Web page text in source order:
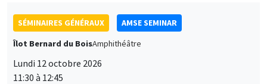
SÉMINAIRES GÉNÉRAUX
AMSE SEMINAR
Îlot Bernard du BoisAmphithéâtre
Lundi 12 octobre 2026
11:30 à 12:45